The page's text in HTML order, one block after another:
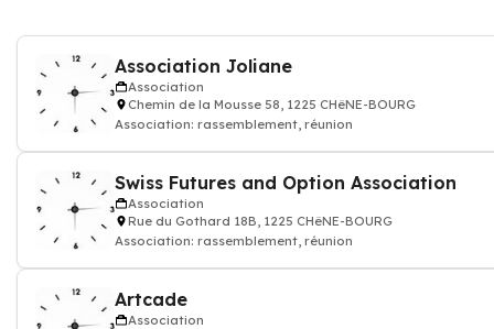
Association Joliane
Association
Chemin de la Mousse 58, 1225 CHêNE-BOURG
Association: rassemblement, réunion
Swiss Futures and Option Association
Association
Rue du Gothard 18B, 1225 CHêNE-BOURG
Association: rassemblement, réunion
Artcade
Association